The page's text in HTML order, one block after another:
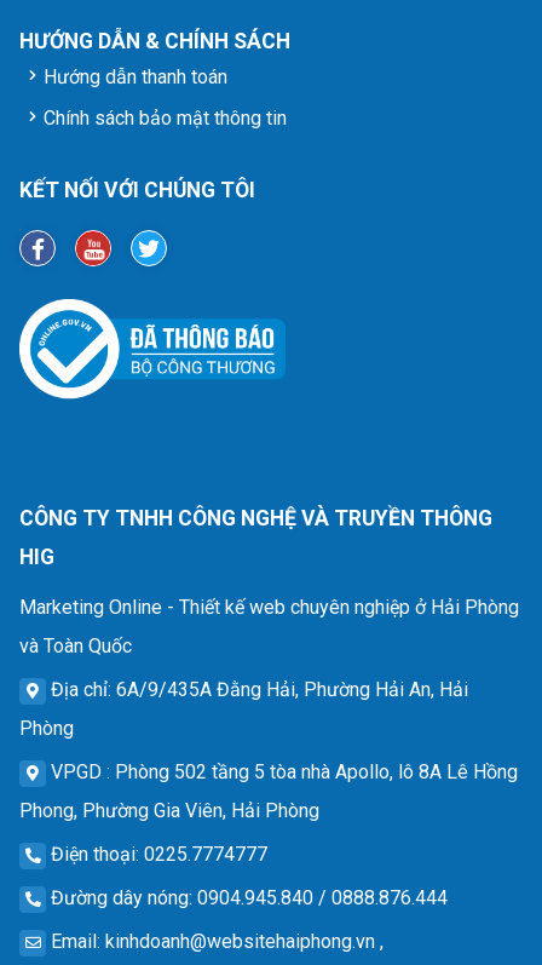
HƯỚNG DẪN & CHÍNH SÁCH
Hướng dẫn thanh toán
Chính sách bảo mật thông tin
KẾT NỐI VỚI CHÚNG TÔI
CÔNG TY TNHH CÔNG NGHỆ VÀ TRUYỀN THÔNG
HIG
Marketing Online - Thiết kế web chuyên nghiệp ở Hải Phòng
và Toàn Quốc
Địa chỉ: 6A/9/435A Đằng Hải, Phường Hải An, Hải
Phòng
VPGD : Phòng 502 tầng 5 tòa nhà Apollo, lô 8A Lê Hồng
Phong, Phường Gia Viên, Hải Phòng
Điện thoại: 0225.7774777
Đường dây nóng: 0904.945.840 / 0888.876.444
Email: kinhdoanh@websitehaiphong.vn ,